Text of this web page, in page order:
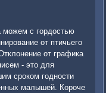
можем с гордостью
от птичьего
от графика
- это для
сроком годности
малышей. Короче